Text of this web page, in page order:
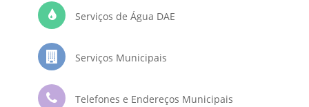
Serviços de Água DAE
Serviços Municipais
Telefones e Endereços Municipais